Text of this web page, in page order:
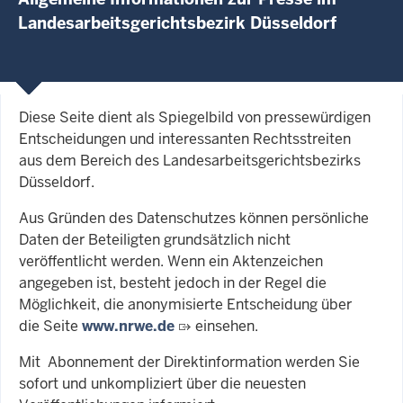
Landesarbeitsgerichtsbezirk Düsseldorf
Diese Seite dient als Spiegelbild von pressewürdigen
Entscheidungen und interessanten Rechtsstreiten
aus dem Bereich des Landesarbeitsgerichtsbezirks
Düsseldorf.
Aus Gründen des Datenschutzes können persönliche
Daten der Beteiligten grundsätzlich nicht
veröffentlicht werden. Wenn ein Aktenzeichen
angegeben ist, besteht jedoch in der Regel die
Möglichkeit, die anonymisierte Entscheidung über
die Seite www.nrwe.de
einsehen.
Mit Abonnement der Direktinformation werden Sie
sofort und unkompliziert über die neuesten